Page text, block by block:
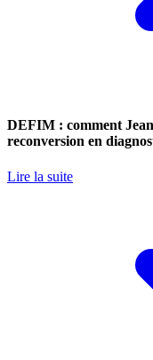
DEFIM : comment
reconversion en
Lire la suite